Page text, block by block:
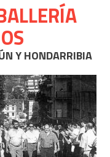
Y HONDARRIBIA